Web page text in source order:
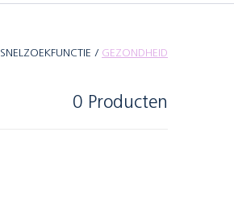
SNELZOEKFUNCTIE GEZONDHEID
0 Producten